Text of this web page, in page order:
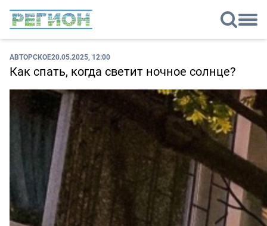
АВТОРСКОЕ20.05.2025, 12:00
Как спать, когда светит ночное солнце?